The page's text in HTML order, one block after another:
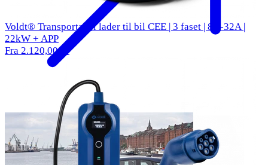
Voldt® Transportabel lader til bil CEE | 3 faset | 8A-32A |
22kW + APP
Fra 2.120,00 kr